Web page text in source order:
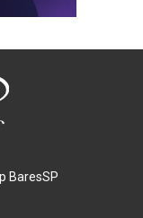
BaresSP